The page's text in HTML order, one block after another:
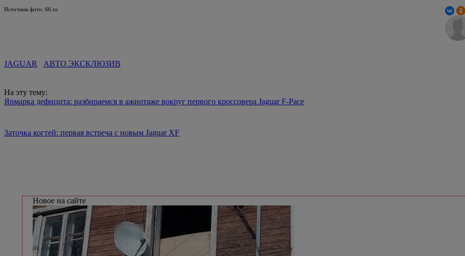
Источник фото: 66.ru
JAGUAR АВТО ЭКСКЛЮЗИВ
На эту тему:
Ярмарка дефицита: разбираемся в ажиотаже вокруг первого кроссовера Jaguar F-Pace
Заточка когтей: первая встреча с новым Jaguar XF
Новое на сайте